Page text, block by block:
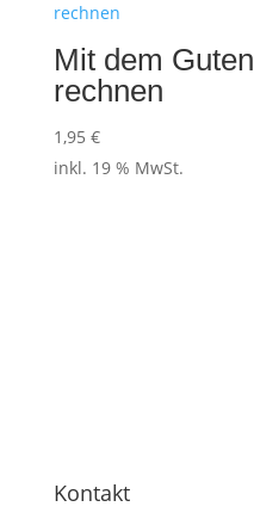
Mit dem Guten
rechnen
1,95 €
inkl. 19 % MwSt.
Kontakt